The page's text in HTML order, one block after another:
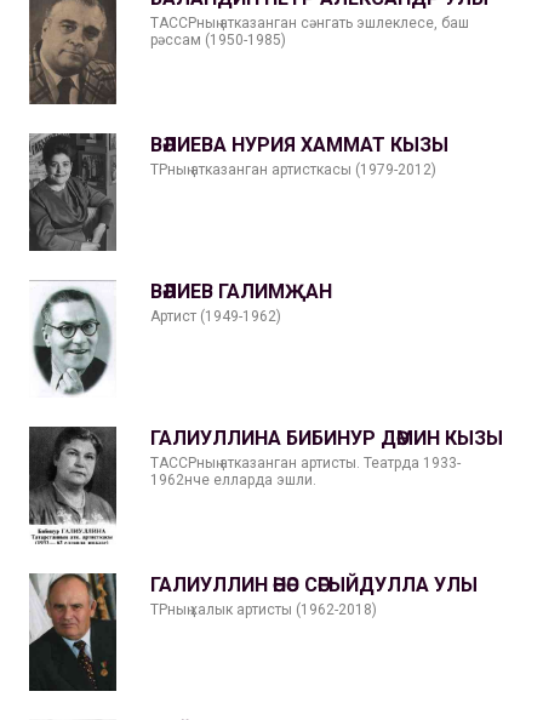
ТАССРның атказанган сәнгать эшлеклесе, баш
рәссам (1950-1985)
ВӘЛИЕВА НУРИЯ ХАММАТ КЫЗЫ
ТРның атказанган артисткасы (1979-2012)
ВӘЛИЕВ ГАЛИМҖАН
Артист (1949-1962)
ГАЛИУЛЛИНА БИБИНУР ДӘМИН КЫЗЫ
ТАССРның атказанган артисты. Театрда 1933-
1962нче елларда эшли.
ГАЛИУЛЛИН ӘНӘС СӘГЫЙДУЛЛА УЛЫ
ТРның халык артисты (1962-2018)